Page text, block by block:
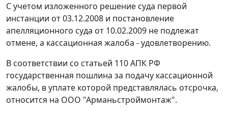
С учетом изложенного решение суда первой
инстанции от 03.12.2008 и постановление
апелляционного суда от 10.02.2009 не подлежат
отмене, а кассационная жалоба - удовлетворению.
В соответствии со статьей 110АПК РФ
государственная пошлина за подачу кассационной
жалобы, в уплате которой представлялась отсрочка,
относится на ООО "Арманьстроймонтаж".